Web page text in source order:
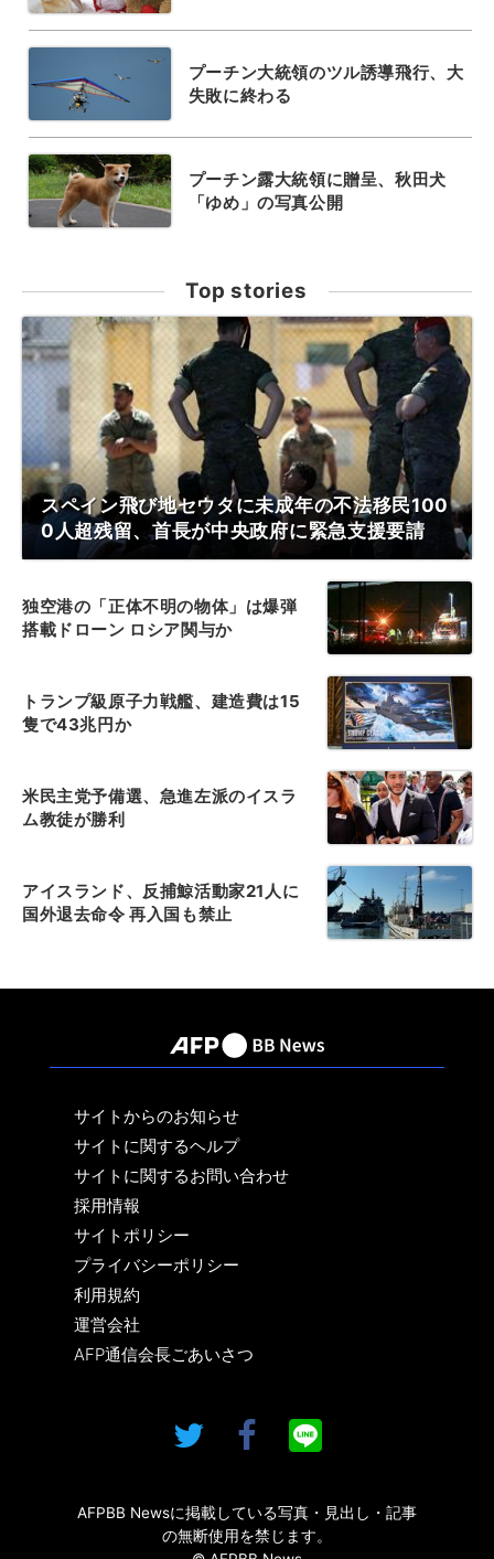
プーチン大統領のツル誘導飛行、大
失敗に終わる
プーチン露大統領に贈呈、秋田犬
「ゆめ」の写真公開
Top stories
スペイン飛び地セウタに未成年の不法移民100
0人超残留、首長が中央政府に緊急支援要請
独空港の「正体不明の物体」は爆弾
搭載ドローン ロシア関与か
トランプ級原子力戦艦、建造費は15
隻で43兆円か
米民主党予備選、急進左派のイスラ
ム教徒が勝利
アイスランド、反捕鯨活動家21人に
国外退去命令 再入国も禁止
サイトからのお知らせ
サイトに関するヘルプ
サイトに関するお問い合わせ
採用情報
サイトポリシー
プライバシーポリシー
利用規約
運営会社
AFP通信会長ごあいさつ
AFPBB Newsに掲載している写真・見出し・記事
の無断使用を禁じます。